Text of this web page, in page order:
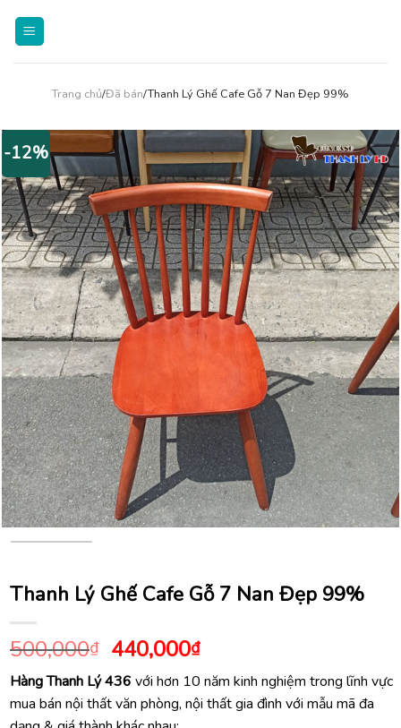
Trang chủ/Đã bán/Thanh Lý Ghế Cafe Gỗ 7 Nan Đẹp 99%
-12%
Thanh Lý Ghế Cafe Gỗ 7 Nan Đẹp 99%
500,000₫ Giá
gốc
là:
500,000₫.
440,000₫Giá
hiện
tại
là:
Hàng Thanh Lý 436 với hơn 10 năm kinh nghiệm trong lĩnh vực
mua bán nội thất văn phòng, nội thất gia đình với mẫu mã đa